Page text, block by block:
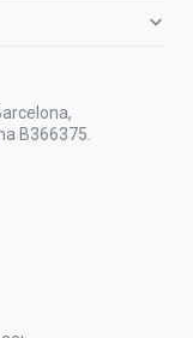

B366375.